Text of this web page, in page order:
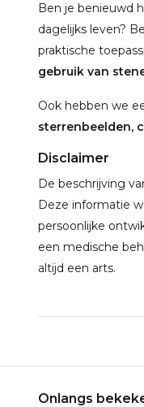
Ben je benieuwd
dagelijks leven?
praktische
gebruik van
Ook hebben we
sterrenbeelden,
Disclaimer
De beschrijving
Deze informatie
persoonlijke
een medische
altijd een arts.
Onlangs